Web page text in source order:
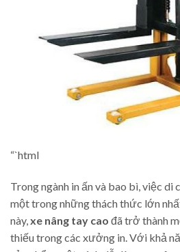
“`html
Trong ngành in ấn và bao bì, việc di
một trong những thách thức lớn
này, xe nâng tay cao đã trở thành
thiếu trong các xưởng in. Với khả